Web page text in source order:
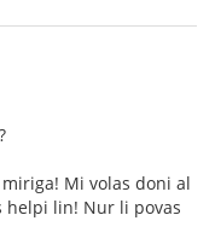
Mi volas doni al
helpi lin! Nur li povas